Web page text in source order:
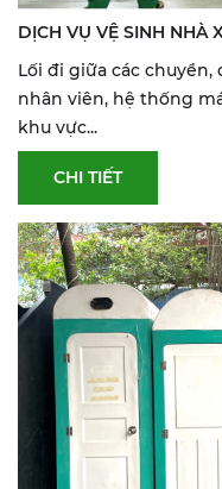
DỊCH VỤ VỆ SINH NHÀ
Lối đi giữa các chuyền,
nhân viên, hệ thống
khu vực...
CHI TIẾT